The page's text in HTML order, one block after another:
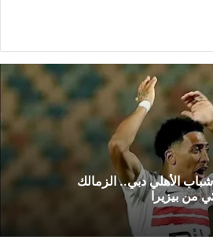
الأهلي دبي.. الزمالك
من بيزيرا